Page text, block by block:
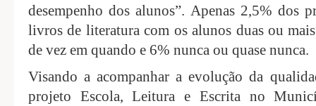
desempenho dos alunos”. Apenas 2,5% dos
livros de literatura com os alunos duas ou
de vez em quando e 6% nunca ou quase nunca.
Visando a acompanhar a evolução da
projeto Escola, Leitura e Escrita no